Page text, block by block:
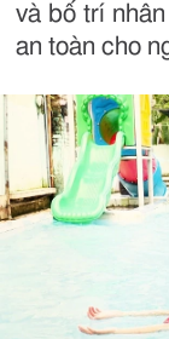
và bố trí
an toàn cho